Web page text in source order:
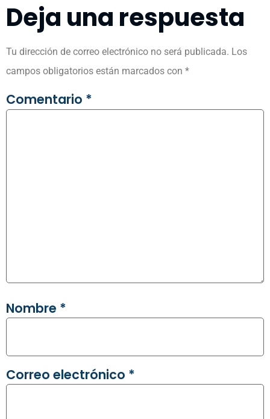
Deja una respuesta
Tu dirección de correo electrónico no será publicada. Los
campos obligatorios están marcados con *
Comentario *
Nombre *
Correo electrónico *